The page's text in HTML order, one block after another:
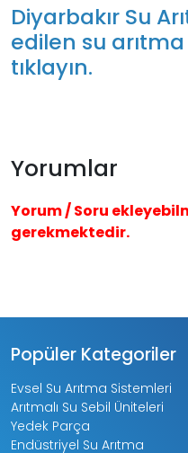
Diyarbakır Su
edilen su
tıklayın.
Yorumlar
Yorum / Soru
gerekmektedir.
Popüler Kategoriler
Evsel Su Arıtma Sistemleri
Arıtmalı Su Sebil Üniteleri
Yedek Parça
Endüstriyel Su Arıtma